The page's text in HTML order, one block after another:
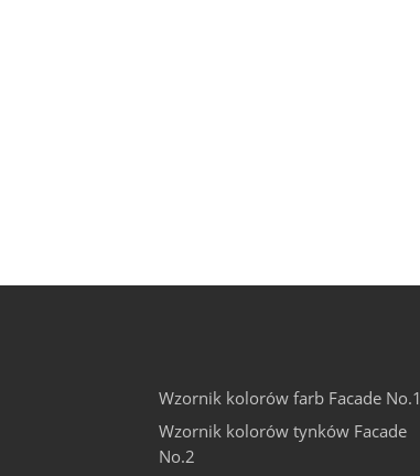
Wzornik kolorów farb Facade No.1
Wzornik kolorów tynków Facade
No.2